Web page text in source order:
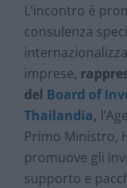
L’incontro è
consulenza
imprese,
del Board of
Thailandia,
Primo Ministro,
promuove gli
supporto e